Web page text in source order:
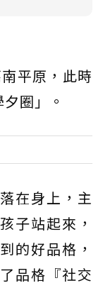
平原，此時
圈」。
在身上，主
子站起來，
的好品格，
品格『社交